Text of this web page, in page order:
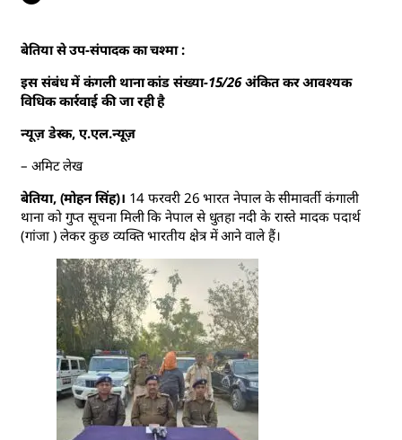
बेतिया से उप-संपादक का चश्मा :
इस संबंध में कंगली थाना कांड संख्या-15/26 अंकित कर आवश्यक
विधिक कार्रवाई की जा रही है
न्यूज़ डेस्क, ए.एल.न्यूज़
– अमिट लेख
बेतिया, (मोहन सिंह)। 14 फरवरी 26 भारत नेपाल के सीमावर्ती कंगाली
थाना को गुप्त सूचना मिली कि नेपाल से धुतहा नदी के रास्ते मादक पदार्थ
(गांजा ) लेकर कुछ व्यक्ति भारतीय क्षेत्र में आने वाले हैं।